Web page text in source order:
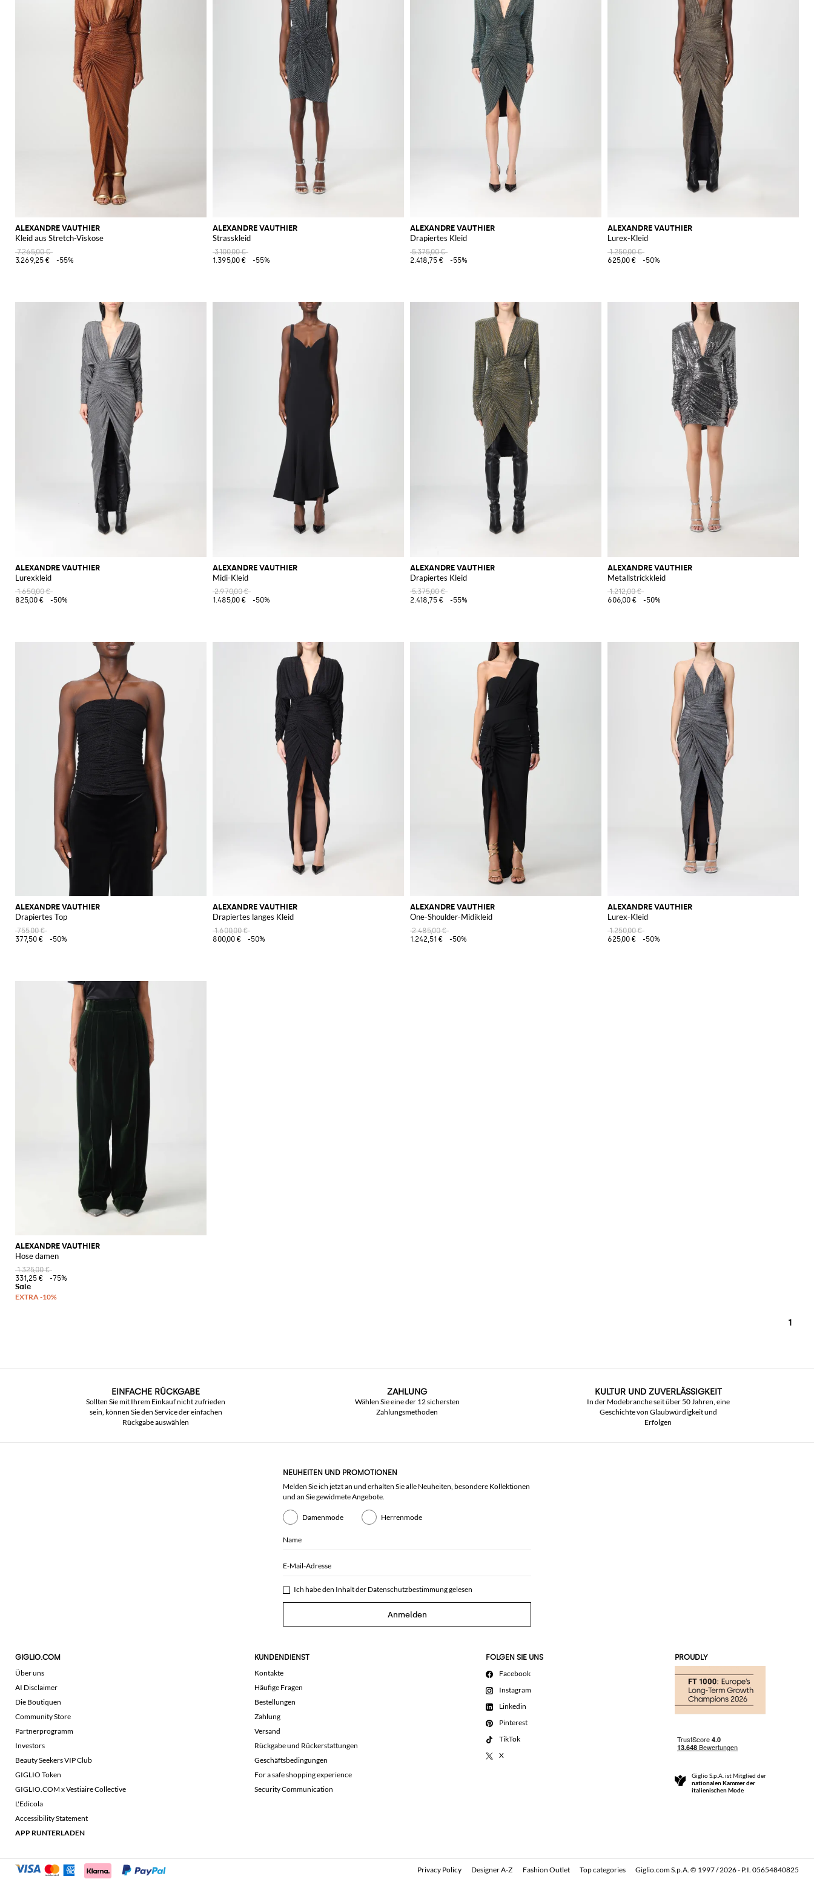
ALEXANDRE VAUTHIER
Kleid aus Stretch-Viskose
7.265,00 €
3.269,25 €
-55%
ALEXANDRE VAUTHIER
Strasskleid
3.100,00 €
1.395,00 €
-55%
ALEXANDRE VAUTHIER
Drapiertes Kleid
5.375,00 €
2.418,75 €
-55%
ALEXANDRE VAUTHIER
Lurex-Kleid
1.250,00 €
625,00 €
-50%
ALEXANDRE VAUTHIER
Lurexkleid
1.650,00 €
825,00 €
-50%
ALEXANDRE VAUTHIER
Midi-Kleid
2.970,00 €
1.485,00 €
-50%
ALEXANDRE VAUTHIER
Drapiertes Kleid
5.375,00 €
2.418,75 €
-55%
ALEXANDRE VAUTHIER
Metallstrickkleid
1.212,00 €
606,00 €
-50%
ALEXANDRE VAUTHIER
Drapiertes Top
755,00 €
377,50 €
-50%
ALEXANDRE VAUTHIER
Drapiertes langes Kleid
1.600,00 €
800,00 €
-50%
ALEXANDRE VAUTHIER
One-Shoulder-Midikleid
2.485,00 €
1.242,51 €
-50%
ALEXANDRE VAUTHIER
Lurex-Kleid
1.250,00 €
625,00 €
-50%
ALEXANDRE VAUTHIER
Hose damen
1.325,00 €
331,25 €
-75%
1
EINFACHE RÜCKGABE
Sollten Sie mit Ihrem Einkauf nicht zufrieden
sein, können Sie den Service der einfachen
Rückgabe auswählen
ZAHLUNG
Wählen Sie eine der 12 sichersten
Zahlungsmethoden
KULTUR UND ZUVERLÄSSIGKEIT
In der Modebranche seit über 50 Jahren, eine
Geschichte von Glaubwürdigkeit und
Erfolgen
NEUHEITEN UND PROMOTIONEN
Melden Sie ich jetzt an und erhalten Sie alle Neuheiten, besondere Kollektionen
und an Sie gewidmete Angebote.
Damenmode Herrenmode
Name
E-Mail-Adresse
Ich habe den Inhalt der Datenschutzbestimmunggelesen
Anmelden
GIGLIO.COM
Über uns
AI Disclaimer
Die Boutiquen
Community Store
Partnerprogramm
Investors
Beauty Seekers VIP Club
GIGLIO Token
GIGLIO.COM x Vestiaire Collective
L'Edicola
Accessibility Statement
APP RUNTERLADEN
KUNDENDIENST
Kontakte
Häufige Fragen
Bestellungen
Zahlung
Versand
Rückgabe und Rückerstattungen
Geschäftsbedingungen
For a safe shopping experience
Security Communication
FOLGEN SIE UNS
Facebook
Instagram
Linkedin
Pinterest
TikTok
X
PROUDLY
Giglio S.p.A. ist Mitglied der
nationalen Kammer der
italienischen Mode
Privacy Policy Designer A-Z Fashion Outlet Top categories Giglio.com S.p.A. © 1997 / 2026 - P.I. 05654840825